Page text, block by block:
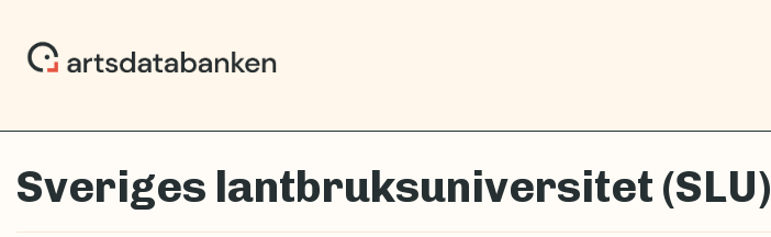
Sveriges lantbruksuniversitet (SLU)